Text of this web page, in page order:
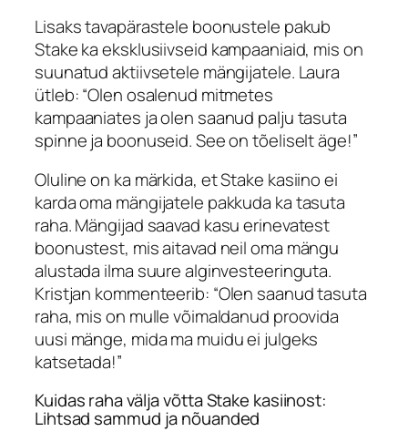
Lisaks tavapärastele boonustele pakub
Stakeka eksklusiivseid kampaaniaid, mis on
suunatud aktiivsetele mängijatele. Laura
ütleb: “Olen osalenud mitmetes
kampaaniates ja olen saanud palju tasuta
spinne ja boonuseid. See on tõeliselt äge!”
Oluline on ka märkida, etStake kasiinoei
karda oma mängijatele pakkuda ka tasuta
raha. Mängijad saavad kasu erinevatest
boonustest, mis aitavad neil oma mängu
alustada ilma suure alginvesteeringuta.
Kristjan kommenteerib: “Olen saanud tasuta
raha, mis on mulle võimaldanud proovida
uusi mänge, mida ma muidu ei julgeks
katsetada!”
Kuidas raha välja võtta Stake kasiinost:
Lihtsad sammud ja nõuanded